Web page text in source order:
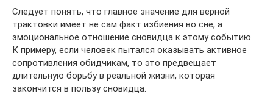
Следует понять, что главное значение для верной
трактовки имеет не сам факт избиения во сне, а
эмоциональное отношение сновидца к этому событию.
К примеру, если человек пытался оказывать активное
сопротивления обидчикам, то это предвещает
длительную борьбу в реальной жизни, которая
закончится в пользу сновидца.